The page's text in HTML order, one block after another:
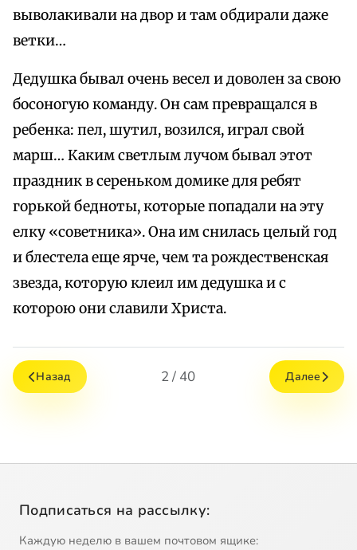
выволакивали на двор и там обдирали даже
ветки…
Дедушка бывал очень весел и доволен за свою
босоногую команду. Он сам превращался в
ребенка: пел, шутил, возился, играл свой
марш… Каким светлым лучом бывал этот
праздник в сереньком домике для ребят
горькой бедноты, которые попадали на эту
елку «советника». Она им снилась целый год
и блестела еще ярче, чем та рождественская
звезда, которую клеил им дедушка и с
которою они славили Христа.
Назад 2 / 40 Далее
Подписаться на рассылку:
Каждую неделю в вашем почтовом ящике: